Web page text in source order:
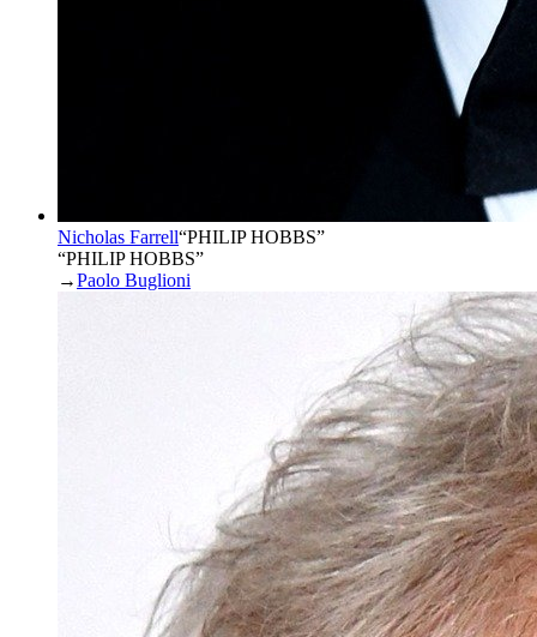
Nicholas Farrell“PHILIP HOBBS”
“PHILIP HOBBS”
→Paolo Buglioni